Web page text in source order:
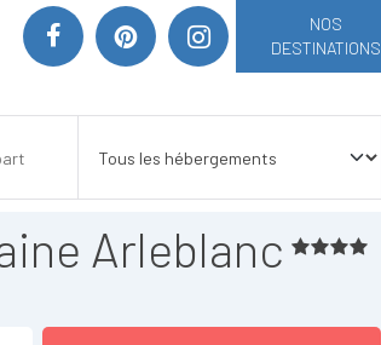
NOS
DESTINATIONS
Arleblanc